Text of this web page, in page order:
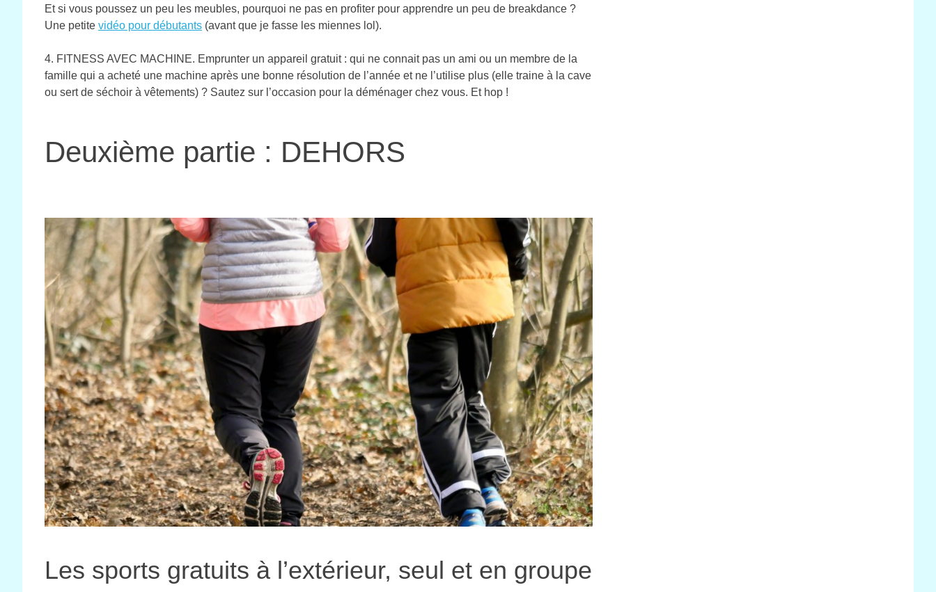
Et si vous poussez un peu les meubles, pourquoi ne pas en profiter pour apprendre un peu de breakdance ?
Une petite vidéo pour débutants (avant que je fasse les miennes lol).
4. FITNESS AVEC MACHINE. Emprunter un appareil gratuit : qui ne connait pas un ami ou un membre de la
famille qui a acheté une machine après une bonne résolution de l’année et ne l’utilise plus (elle traine à la cave
ou sert de séchoir à vêtements) ? Sautez sur l’occasion pour la déménager chez vous. Et hop !
Deuxième partie : DEHORS
Les sports gratuits à l’extérieur, seul et en groupe